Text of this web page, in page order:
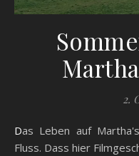
2.
Das Leben auf Martha's Vineyard gleicht einem ruhigen
Fluss. Dass hier